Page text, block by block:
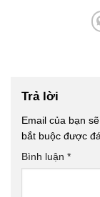
Trả lời
Email của bạn
bắt buộc được
Bình luận *